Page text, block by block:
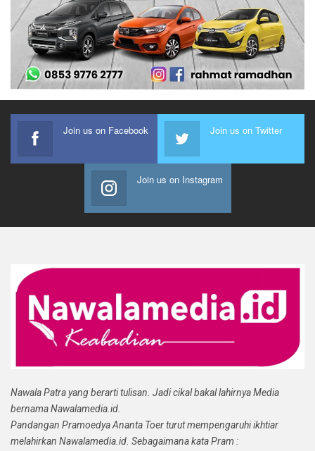
Join us on Facebook Join us on Twitter
Join us on Instagram
Nawala Patra yang berarti tulisan. Jadi cikal bakal lahirnya Media
bernama Nawalamedia.id.
Pandangan Pramoedya Ananta Toer turut mempengaruhi ikhtiar
melahirkan Nawalamedia.id. Sebagaimana kata Pram :